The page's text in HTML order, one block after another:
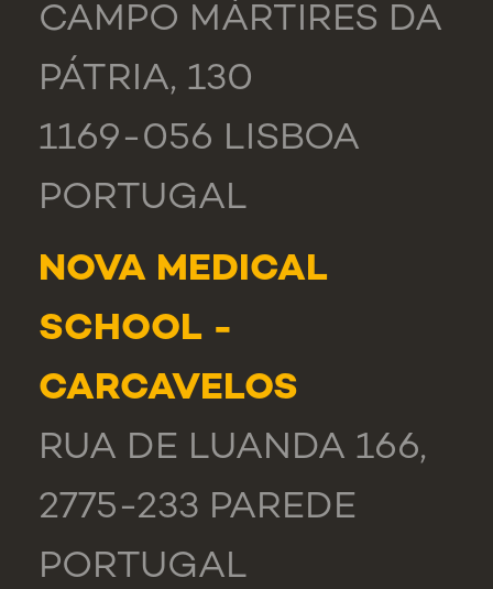
CAMPO MÁRTIRES DA
PÁTRIA, 130
1169-056 LISBOA
PORTUGAL
NOVA MEDICAL
SCHOOL -
CARCAVELOS
RUA DE LUANDA 166,
2775-233 PAREDE
PORTUGAL